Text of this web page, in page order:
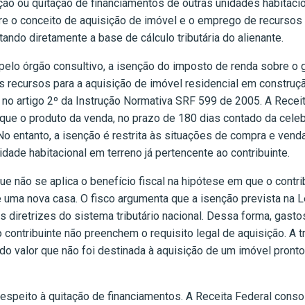
ou quitação de financiamentos de outras unidades
o conceito de aquisição de imóvel e o emprego de
diretamente a base de cálculo tributária do alienante.
órgão consultivo, a isenção do imposto de renda sobre o
para a aquisição de imóvel residencial em
artigo 2º da Instrução Normativa SRF 599 de 2005. A
o produto da venda, no prazo de 180 dias contado da
entanto, a isenção é restrita às situações de compra e
habitacional em terreno já pertencente ao contribuinte.
não se aplica o benefício fiscal na hipótese em que o
nova casa. O fisco argumenta que a isenção prevista na
diretrizes do sistema tributário nacional. Dessa forma,
não preenchem o requisito legal de aquisição. A
valor que não foi destinada à aquisição de um imóvel
à quitação de financiamentos. A Receita Federal